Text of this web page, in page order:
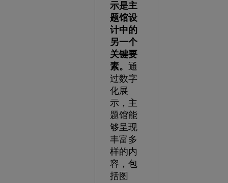
示是主
题馆设
计中的
另一个
关键要
素。 通
过数字
化展
示，主
题馆能
够呈现
丰富多
样的内
容，包
括图